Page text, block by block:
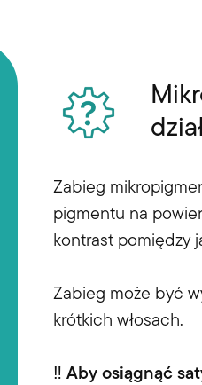
Zabieg
pigmentu na
kontrast pomiędzy
Zabieg może być
krótkich włosach.
‼️ Aby osiągnąć